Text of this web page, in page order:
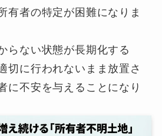
有者の特定が困難になりま
らない状態が長期化する
切に行われないまま放置さ
に不安を与えることになり